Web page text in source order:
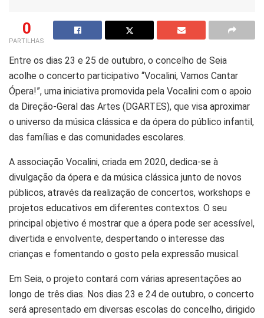
0
PARTILHAS
Entre os dias 23 e 25 de outubro, o concelho de Seia
acolhe o concerto participativo “Vocalini, Vamos Cantar
Ópera!”, uma iniciativa promovida pela Vocalini com o apoio
da Direção-Geral das Artes (DGARTES), que visa aproximar
o universo da música clássica e da ópera do público infantil,
das famílias e das comunidades escolares.
A associação Vocalini, criada em 2020, dedica-se à
divulgação da ópera e da música clássica junto de novos
públicos, através da realização de concertos, workshops e
projetos educativos em diferentes contextos. O seu
principal objetivo é mostrar que a ópera pode ser acessível,
divertida e envolvente, despertando o interesse das
crianças e fomentando o gosto pela expressão musical.
Em Seia, o projeto contará com várias apresentações ao
longo de três dias. Nos dias 23 e 24 de outubro, o concerto
será apresentado em diversas escolas do concelho, dirigido